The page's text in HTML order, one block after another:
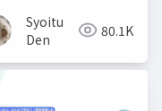
Syoitu
Den
80.1K